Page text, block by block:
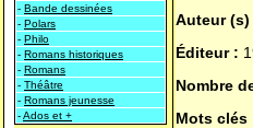
- Bande dessinées
- Polars
- Philo
- Romans historiques
- Romans
- Théâtre
- Romans jeunesse
-Ados et +
Auteur (s)
Éditeur :
Nombre
Mots clés